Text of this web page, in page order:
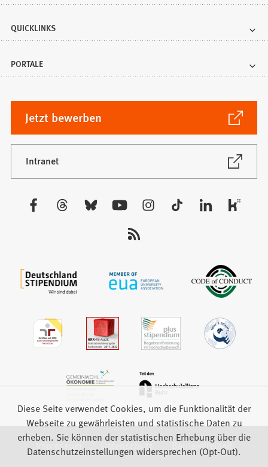
QUICKLINKS
PORTALE
Jetzt bewerben
(Öffnet
in
einem
neuen
Tab)
Intranet
(Öffnet
neuen
Besuchen
Impressum Datenschutz
Barrierefreiheit
Diese Seite verwendet Cookies, um die Funktionalität der
Webseite zu gewährleisten und statistische Daten zu
erheben. Sie können der statistischen Erhebung über die
Datenschutzeinstellungen widersprechen (Opt-Out).